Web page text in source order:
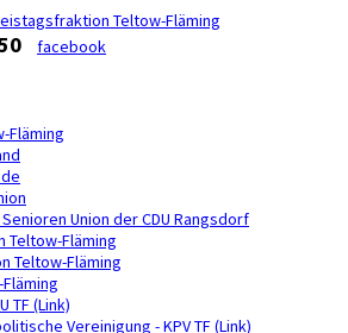
facebook
Fläming
Union der CDU Rangsdorf
Teltow-Fläming
Teltow-Fläming
TF (Link)
Vereinigung - KPV TF (Link)